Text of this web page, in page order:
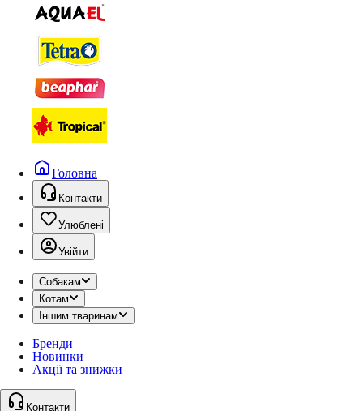
Головна
Контакти
Улюблені
Увійти
Собакам
Котам
Іншим тваринам
Бренди
Новинки
Акції та знижки
Контакти